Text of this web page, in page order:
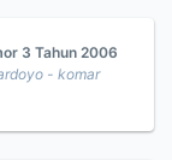
3 Tahun 2006
- komar